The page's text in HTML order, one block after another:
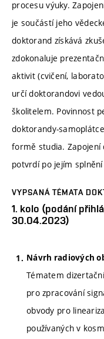
procesu výuky.
je součástí jeho
doktorand získává
zdokonaluje
aktivit (cvičení,
určí doktorandovi
školitelem. Povinnost
doktorandy-
formě studia. Zapojení
potvrdí po jejím splnění
VYPSANÁ TÉMATA
1. kolo (podání
30.04.2023)
Návrh radiových
Tématem
pro zpracování
obvody pro
používaných v